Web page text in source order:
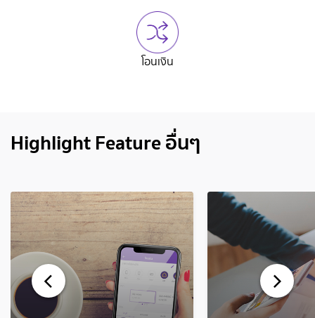
โอนเงิน
Highlight Feature อื่นๆ